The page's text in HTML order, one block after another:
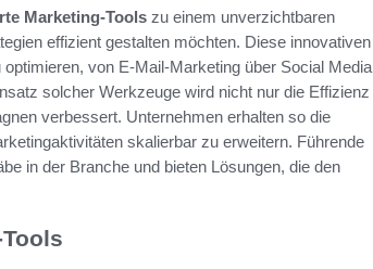
Marketing-Tools zu einem unverzichtbaren
effizient gestalten möchten. Diese innovativen
von E-Mail-Marketing über Social Media
solcher Werkzeuge wird nicht nur die Effizienz
verbessert. Unternehmen erhalten so die
skalierbar zu erweitern. Führende
in der Branche und bieten Lösungen, die den